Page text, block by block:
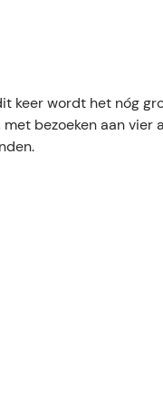
keer wordt het nóg
bezoeken aan vier